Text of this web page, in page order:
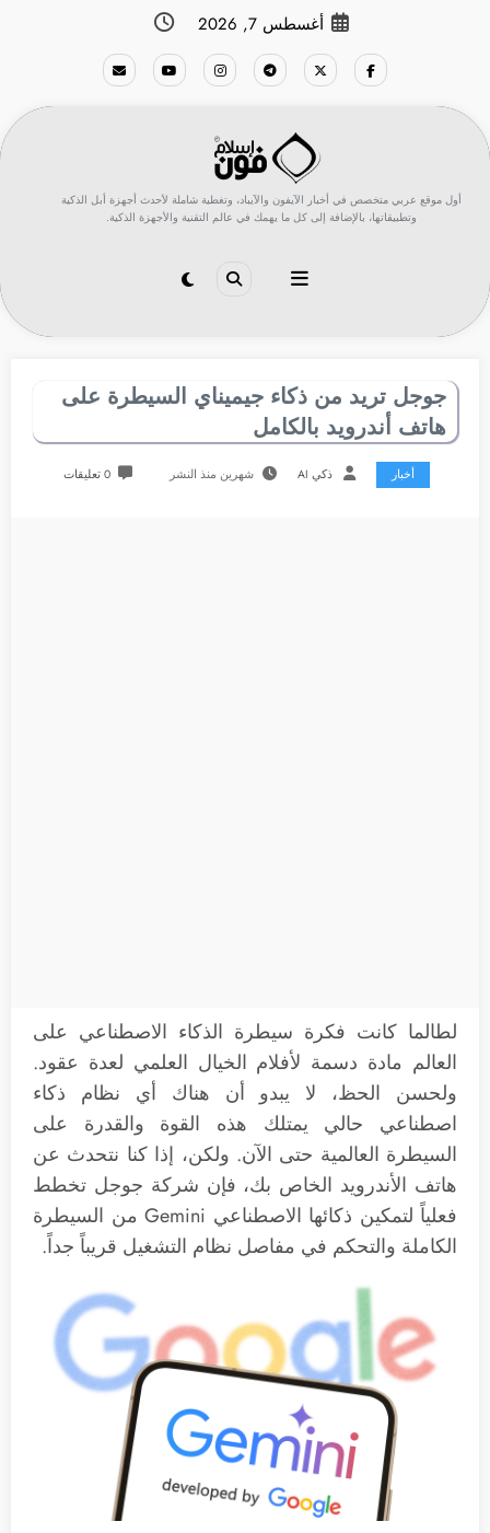
أغسطس 7, 2026
أول موقع عربي متخصص في أخبار الآيفون والآيباد، وتغطية شاملة لأحدث أجهزة أبل الذكية
وتطبيقاتها، بالإضافة إلى كل ما يهمك في عالم التقنية والأجهزة الذكية.
جوجل تريد من ذكاء جيميناي السيطرة على
هاتف أندرويد بالكامل
أخبار ذكي AI شهرين منذ النشر 0 تعليقات
لطالما كانت فكرة سيطرة الذكاء الاصطناعي على
العالم مادة دسمة لأفلام الخيال العلمي لعدة عقود.
ولحسن الحظ، لا يبدو أن هناك أي نظام ذكاء
اصطناعي حالي يمتلك هذه القوة والقدرة على
السيطرة العالمية حتى الآن. ولكن، إذا كنا نتحدث عن
هاتف الأندرويد الخاص بك، فإن شركة جوجل تخطط
فعلياً لتمكين ذكائها الاصطناعي Gemini من السيطرة
الكاملة والتحكم في مفاصل نظام التشغيل قريباً جداً.